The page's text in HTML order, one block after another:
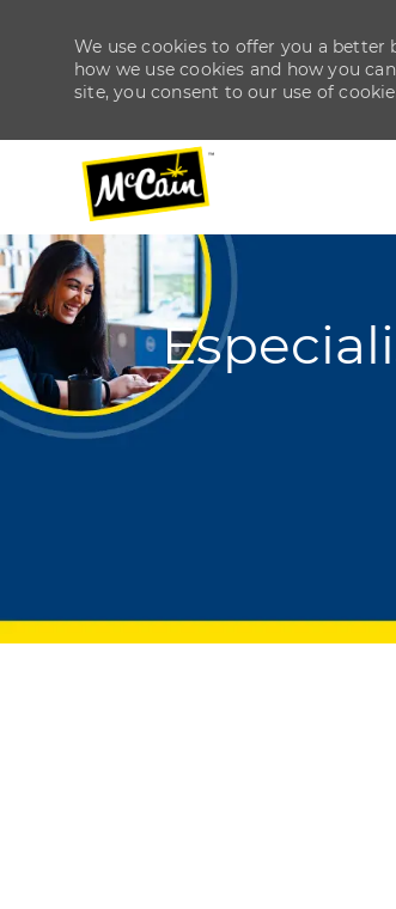
-
-
We use cookies to offer you a better
how we use cookies and how you
site, you consent to our use of